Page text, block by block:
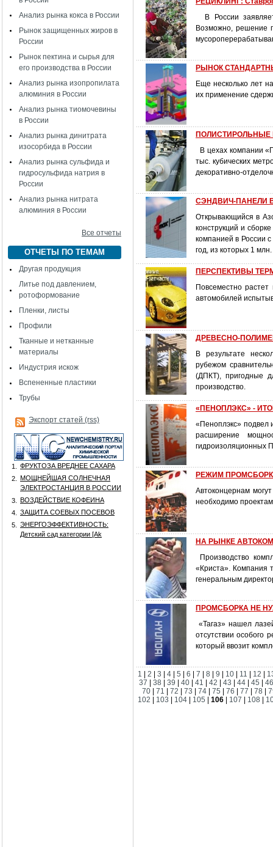
Анализ рынка кокса в России
Рынок защищенных жиров в
России
Рынок пектина и сырья для
его производства в России
Анализ рынка изопропилата
алюминия в России
Анализ рынка тиомочевины
в России
Анализ рынка динитрата
изосорбида в России
Анализ рынка сульфида и
гидросульфида натрия в
России
Анализ рынка нитрата
алюминия в России
Все отчеты
ОТЧЕТЫ ПО ТЕМАМ
Другая продукция
Литье под давлением,
ротоформование
Пленки, листы
Профили
Тканные и нетканные
материалы
Индустрия искож
Вспененные пластики
Трубы
Экспорт статей (rss)
1.
ФРУКТОЗА ВРЕДНЕЕ САХАРА
2.
МОЩНЕЙШАЯ СОЛНЕЧНАЯ
ЭЛЕКТРОСТАНЦИЯ В РОССИИ
3.
ВОЗДЕЙСТВИЕ КОФЕИНА
4.
ЗАЩИТА СОЕВЫХ ПОСЕВОВ
5.
ЭНЕРГОЭФФЕКТИВНОСТЬ:
Детский сад категории [Аk
В России
Возможно, решение
РЫНОК
Еще несколько лет
их применение
ПОЛИСТИРОЛЬНЫЕ
В цехах компании
тыс. кубических
декоративно-
СЭНДВИЧ-ПАНЕЛИ
Открывающийся в
конструкций и
компанией в России
год, из которых 1
ПЕРСПЕКТИВЫ
Повсеместно
автомобилей
ДРЕВЕСНО-
В результате
рубежом
(ДПКТ), пригодные
производство.
«ПЕНОПЛЭКС» -
«Пеноплэкс» подвел
расширение
гидроизоляционных
РЕЖИМ
Автоконцернам
необходимо
НА РЫНКЕ
Производство
«Криста». Компания
генеральным
ПРОМСБОРКА НЕ
«Тагаз» нашел
отсутствии особого
который ввозит
1 2 3 4 5 6 7 8 9 10 11 12
37
|38 |39 |40 |41 |42 |43 |44 |45 |
70
71 72 73 74 75 76 77 78
102
103 104 105 |106 107 108